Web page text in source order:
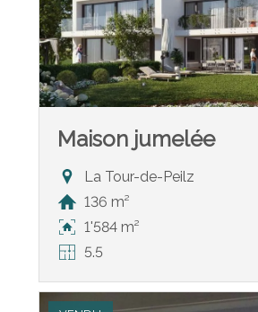
Maison jumelée
La Tour-de-Peilz
136 m²
1'584 m²
5.5